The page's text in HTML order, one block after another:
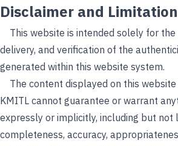
Disclaimer and
This website is intended solely for the
delivery, and verification of the
generated within this website system.
The content displayed on this
KMITL cannot guarantee or warrant
expressly or implicitly, including but not
completeness, accuracy,